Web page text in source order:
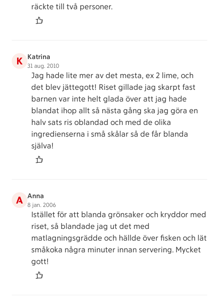
räckte till två personer.
K Katrina
31 aug. 2010
Jag hade lite mer av det mesta, ex 2 lime, och
det blev jättegott! Riset gillade jag skarpt fast
barnen var inte helt glada över att jag hade
blandat ihop allt så nästa gång ska jag göra en
halv sats ris oblandad och med de olika
ingredienserna i små skålar så de får blanda
själva!
A Anna
8 jan. 2006
Istället för att blanda grönsaker och kryddor med
riset, så blandade jag ut det med
matlagningsgrädde och hällde över fisken och lät
småkoka några minuter innan servering. Mycket
gott!